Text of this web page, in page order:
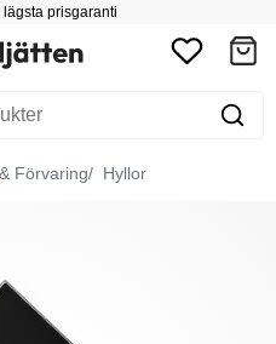
lägsta prisgaranti
Förvaring Hyllor